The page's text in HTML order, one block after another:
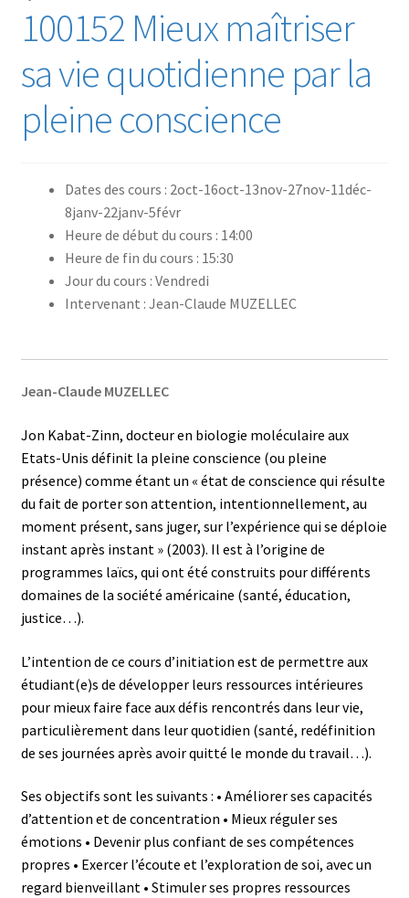
100152 Mieux maîtriser
sa vie quotidienne par la
pleine conscience
Dates des cours : 2oct-16oct-13nov-27nov-11déc-
8janv-22janv-5févr
Heure de début du cours : 14:00
Heure de fin du cours : 15:30
Jour du cours : Vendredi
Intervenant : Jean-Claude MUZELLEC
Jean-Claude MUZELLEC
Jon Kabat-Zinn, docteur en biologie moléculaire aux
Etats-Unis définit la pleine conscience (ou pleine
présence) comme étant un « état de conscience qui résulte
du fait de porter son attention, intentionnellement, au
moment présent, sans juger, sur l’expérience qui se déploie
instant après instant » (2003). Il est à l’origine de
programmes laïcs, qui ont été construits pour différents
domaines de la société américaine (santé, éducation,
justice…).
L’intention de ce cours d’initiation est de permettre aux
étudiant(e)s de développer leurs ressources intérieures
pour mieux faire face aux défis rencontrés dans leur vie,
particulièrement dans leur quotidien (santé, redéfinition
de ses journées après avoir quitté le monde du travail…).
Ses objectifs sont les suivants : • Améliorer ses capacités
d’attention et de concentration • Mieux réguler ses
émotions • Devenir plus confiant de ses compétences
propres • Exercer l’écoute et l’exploration de soi, avec un
regard bienveillant • Stimuler ses propres ressources